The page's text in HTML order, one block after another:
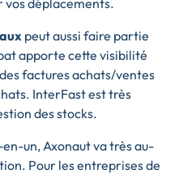
vos déplacements.
peut aussi faire partie
apporte cette visibilité
factures achats/ventes
InterFast est très
des stocks.
un, Axonaut va très au-
Pour les entreprises de